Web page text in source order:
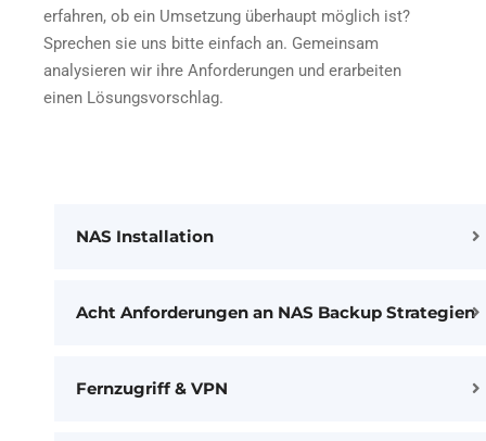
erfahren, ob ein Umsetzung überhaupt möglich ist?
Sprechen sie uns bitte einfach an. Gemeinsam
analysieren wir ihre Anforderungen und erarbeiten
einen Lösungsvorschlag.
NAS Installation
Acht Anforderungen an NAS Backup Strategien
Fernzugriff & VPN